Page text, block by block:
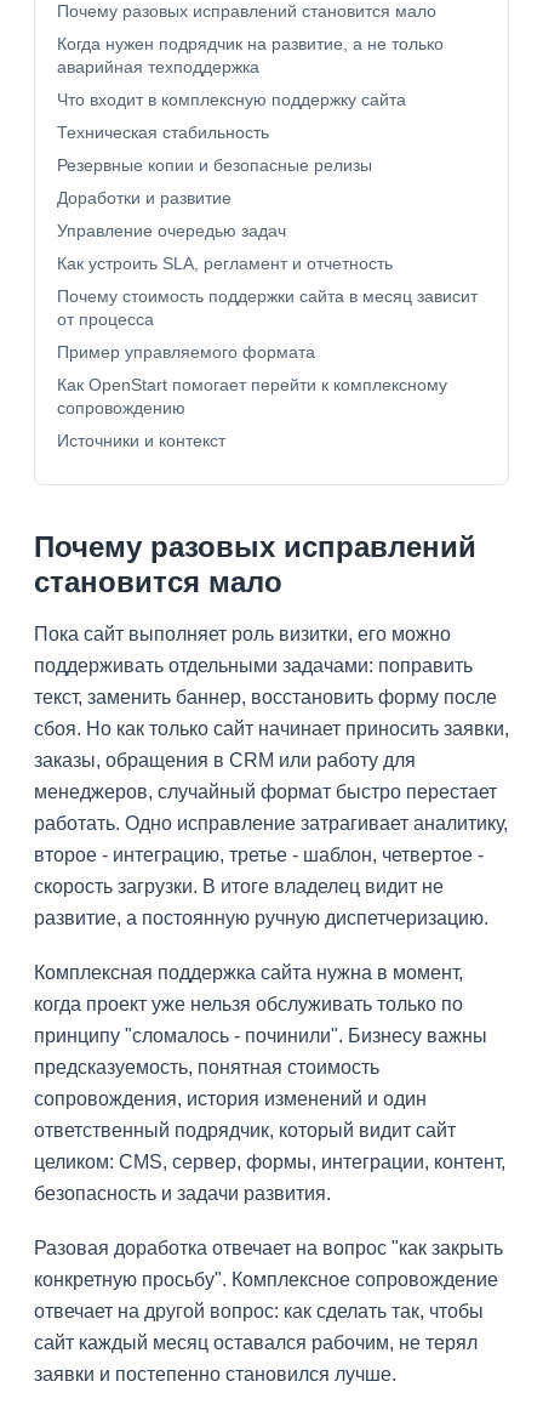
Почему разовых исправлений становится мало
Когда нужен подрядчик на развитие, а не только
аварийная техподдержка
Что входит в комплексную поддержку сайта
Техническая стабильность
Резервные копии и безопасные релизы
Доработки и развитие
Управление очередью задач
Как устроить SLA, регламент и отчетность
Почему стоимость поддержки сайта в месяц зависит
от процесса
Пример управляемого формата
Как OpenStart помогает перейти к комплексному
сопровождению
Источники и контекст
Почему разовых исправлений
становится мало
Пока сайт выполняет роль визитки, его можно
поддерживать отдельными задачами: поправить
текст, заменить баннер, восстановить форму после
сбоя. Но как только сайт начинает приносить заявки,
заказы, обращения в CRM или работу для
менеджеров, случайный формат быстро перестает
работать. Одно исправление затрагивает аналитику,
второе - интеграцию, третье - шаблон, четвертое -
скорость загрузки. В итоге владелец видит не
развитие, а постоянную ручную диспетчеризацию.
Комплексная поддержка сайта нужна в момент,
когда проект уже нельзя обслуживать только по
принципу "сломалось - починили". Бизнесу важны
предсказуемость, понятная стоимость
сопровождения, история изменений и один
ответственный подрядчик, который видит сайт
целиком: CMS, сервер, формы, интеграции, контент,
безопасность и задачи развития.
Разовая доработка отвечает на вопрос "как закрыть
конкретную просьбу". Комплексное сопровождение
отвечает на другой вопрос: как сделать так, чтобы
сайт каждый месяц оставался рабочим, не терял
заявки и постепенно становился лучше.